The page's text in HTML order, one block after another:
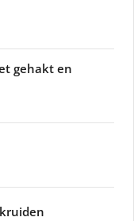
gehakt en